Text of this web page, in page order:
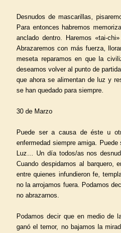
Desnudos de mascarillas,
Para entonces habremos
anclado dentro. Haremos «tai-
Abrazaremos con más fuerza,
meseta reparamos en que la
deseamos volver al punto de
que ahora se alimentan de luz y
se han quedado para siempre.
30 de Marzo
Puede ser a causa de éste u
enfermedad siempre amiga.
Luz… Un día todos/as nos
Cuando despidamos al barquero,
entre quienes infundieron fe,
no la arrojamos fuera. Podamos
no abrazarnos.
Podamos decir que en medio de
ganó el temor, no bajamos la